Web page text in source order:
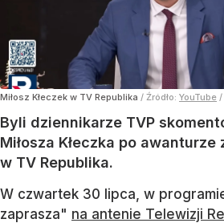
Miłosz Kłeczek w TV Republika / Źródło: YouTube /
Byli dziennikarze TVP
Miłosza Kłeczka po awanturze
w TV Republika.
W czwartek 30 lipca, w
zaprasza" na antenie Telewizji